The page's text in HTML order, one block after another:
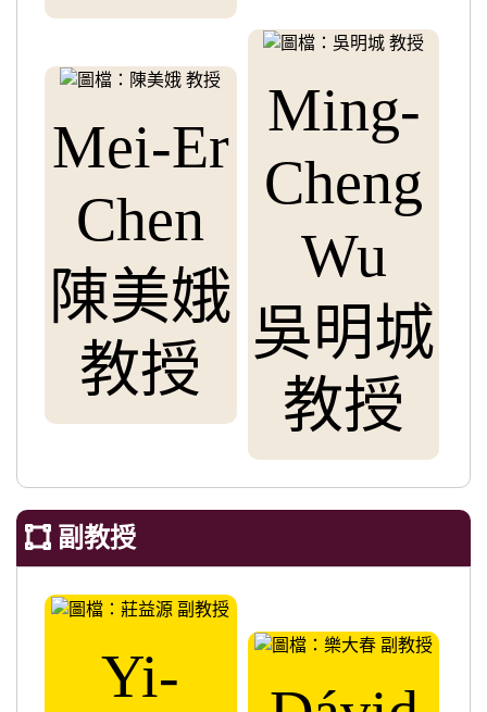
Mei-Er
Chen
陳美娥
教授
Ming-
Cheng
Wu
吳明城
教授
副教授
Yi-